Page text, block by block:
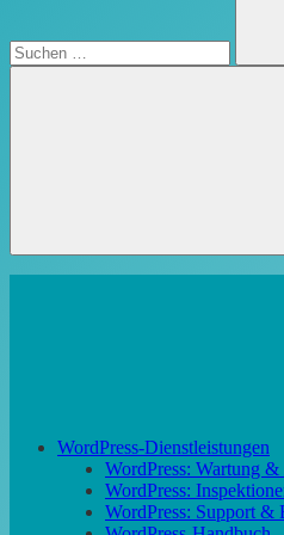
WordPress-Dienstleistungen
WordPress: Wartung &
WordPress:
WordPress: Support &